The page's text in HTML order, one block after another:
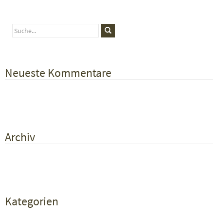
Neueste Kommentare
Archiv
Kategorien